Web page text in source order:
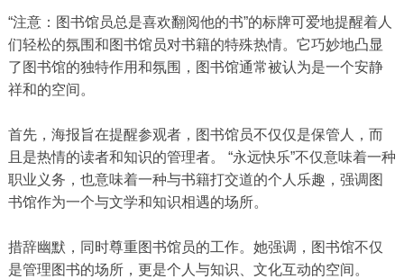
“注意：图书馆员总是喜欢翻阅他的书”的标牌可爱地提醒着人
们轻松的氛围和图书馆员对书籍的特殊热情。它巧妙地凸显
了图书​​馆的独特作用和氛围，图书馆通常被认为是一个安静
祥和的空间。
首先，海报旨在提醒参观者，图书馆员不仅仅是保管人，而
且是热情的读者和知识的管理者。 “永远快乐”不仅意味着一种
职业义务，也意味着一种与书籍打交道的个人乐趣，强调图
书馆作为一个与文学和知识相遇的场所。
措辞幽默，同时尊重图书馆员的工作。她强调，图书馆不仅
是管理图书的场所，更是个人与知识、文化互动的空间。